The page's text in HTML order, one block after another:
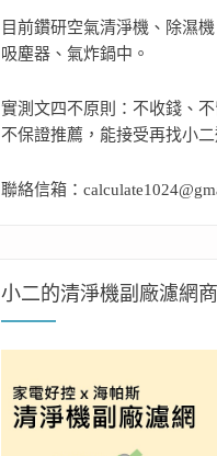
目前鑽研空氣清淨機、除濕
吸塵器、氣炸鍋中。
實測文四不原則：不收錢、
不保證推薦，能接受再找小
聯絡信箱：
小二的清淨機副廠濾網